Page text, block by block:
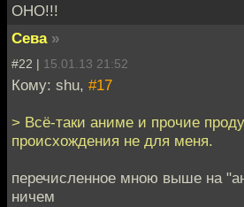
ОНО!!!
Сева »
#22 | 15.01.13 21:52
Кому: shu, #17
> Всё-таки аниме и прочие
происхождения не для меня.
перечисленное мною выше на
ничем